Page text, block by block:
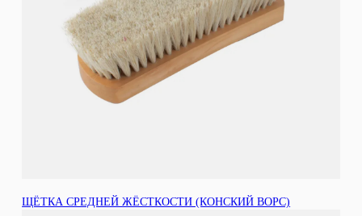
ЩЁТКА СРЕДНЕЙ ЖЁСТКОСТИ (КОНСКИЙ ВОРС)